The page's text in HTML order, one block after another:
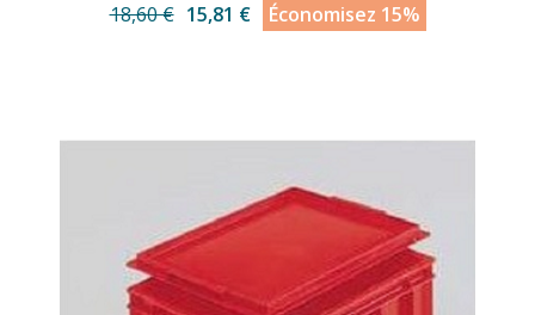
18,60 € 15,81 € Économisez 15%